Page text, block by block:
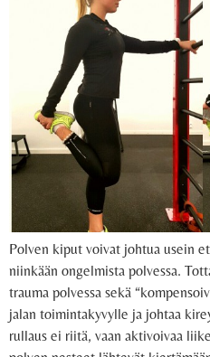
Polven kiput voivat johtua usein
niinkään ongelmista polvessa.
trauma polvessa sekä
jalan toimintakyvylle ja johtaa
rullaus ei riitä, vaan aktivoivaa